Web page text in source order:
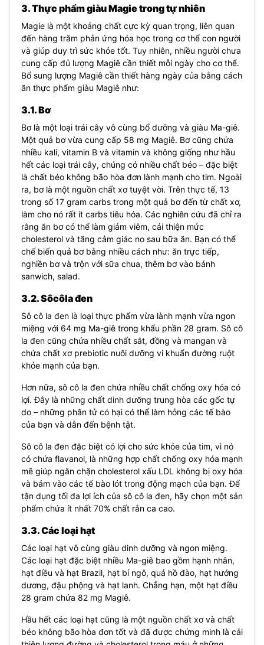
3. Thực phẩm giàu Magie trong tự nhiên
Magie là một khoáng chất cực kỳ quan trọng, liên quan
đến hàng trăm phản ứng hóa học trong cơ thể con người
và giúp duy trì sức khỏe tốt. Tuy nhiên, nhiều người chưa
cung cấp đủ lượng Magiê cần thiết mỗi ngày cho cơ thể.
Bổ sung lượng Magiê cần thiết hàng ngày của bằng cách
ăn thực phẩm giàu Magiê như:
3.1. Bơ
Bơ là một loại trái cây vô cùng bổ dưỡng và giàu Ma-giê.
Một quả bơ vừa cung cấp 58 mg Magiê. Bơ cũng chứa
nhiều kali, vitamin B và vitamin và không giống như hầu
hết các loại trái cây, chúng có nhiều chất béo – đặc biệt
là chất béo không bão hòa đơn lành mạnh cho tim. Ngoài
ra, bơ là một nguồn chất xơ tuyệt vời. Trên thực tế, 13
trong số 17 gram carbs trong một quả bơ đến từ chất xơ,
làm cho nó rất ít carbs tiêu hóa. Các nghiên cứu đã chỉ ra
rằng ăn bơ có thể làm giảm viêm, cải thiện mức
cholesterol và tăng cảm giác no sau bữa ăn. Bạn có thể
chế biến quả bơ bằng nhiều cách như: ăn trực tiếp,
nghiền bơ và trộn với sữa chua, thêm bơ vào bánh
sanwich, salad.
3.2. Sôcôla đen
Sô cô la đen là loại thực phẩm vừa lành mạnh vừa ngon
miệng với 64 mg Ma-giê trong khẩu phần 28 gram. Sô cô
la đen cũng chứa nhiều chất sắt, đồng và mangan và
chứa chất xơ prebiotic nuôi dưỡng vi khuẩn đường ruột
khỏe mạnh của bạn.
Hơn nữa, sô cô la đen chứa nhiều chất chống oxy hóa có
lợi. Đây là những chất dinh dưỡng trung hòa các gốc tự
do – những phân tử có hại có thể làm hỏng các tế bào
của bạn và dẫn đến bệnh tật.
Sô cô la đen đặc biệt có lợi cho sức khỏe của tim, vì nó
có chứa flavanol, là những hợp chất chống oxy hóa mạnh
mẽ giúp ngăn chặn cholesterol xấu LDL không bị oxy hóa
và bám vào các tế bào lót trong động mạch của bạn. Để
tận dụng tối đa lợi ích của sô cô la đen, hãy chọn một sản
phẩm chứa ít nhất 70% chất rắn ca cao.
3.3. Các loại hạt
Các loại hạt vô cùng giàu dinh dưỡng và ngon miệng.
Các loại hạt đặc biệt nhiều Ma-giê bao gồm hạnh nhân,
hạt điều và hạt Brazil, hạt bí ngô, quả hồ đào, hạt hướng
dương, đậu phộng và hạt lanh. Chẳng hạn, một hạt điều
28 gram chứa 82 mg Magiê.
Hầu hết các loại hạt cũng là một nguồn chất xơ và chất
béo không bão hòa đơn tốt và đã được chứng minh là cải